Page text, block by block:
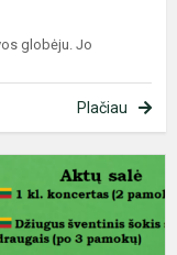
globėju. Jo
Plačiau